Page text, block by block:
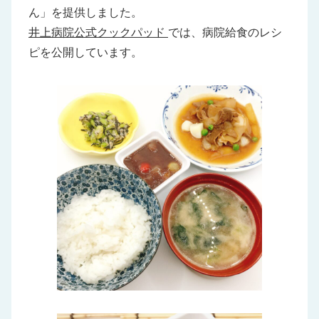
ん」を提供しました。
井上病院公式クックパッド では、病院給食のレシ
ピを公開しています。